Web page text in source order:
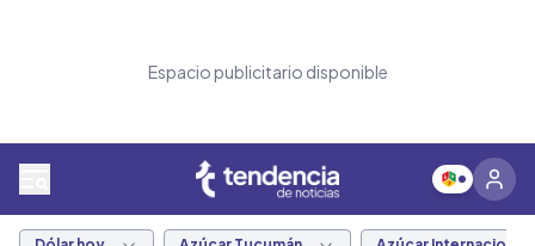
Espacio publicitario disponible